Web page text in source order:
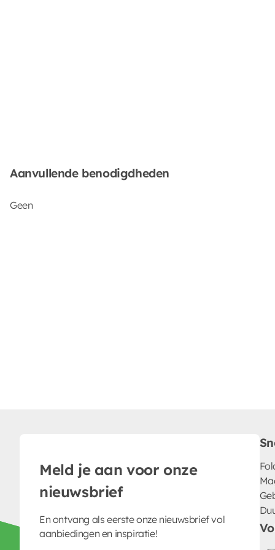
Aanvullende benodigdheden
Geen
Meld je aan voor onze
nieuwsbrief
En ontvang als eerste onze nieuwsbrief vol
aanbiedingen en inspiratie!